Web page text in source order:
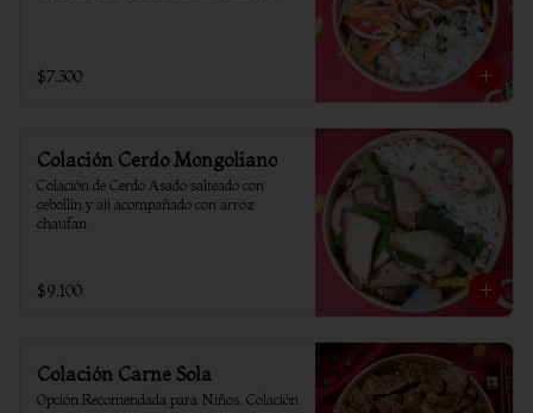
$7.300
Colación Cerdo Mongoliano
Colación de Cerdo Asado salteado con
cebollín y ají acompañado con arroz
chaufan
$9.100
Colación Carne Sola
Opción Recomendada para Niños. Colación